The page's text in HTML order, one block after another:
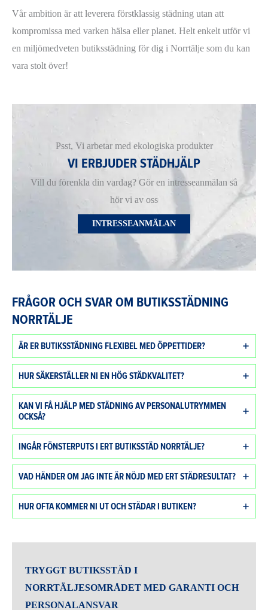
Vår ambition är att leverera förstklassig städning utan att
kompromissa med varken hälsa eller planet. Helt enkelt utför vi
en miljömedveten butiksstädning för dig i Norrtälje som du kan
vara stolt över!
Psst, Vi arbetar med ekologiska produkter
VI ERBJUDER STÄDHJÄLP
Vill du förenkla din vardag? Gör en intresseanmälan så
hör vi av oss
INTRESSEANMÄLAN
FRÅGOR OCH SVAR OM BUTIKSSTÄDNING
NORRTÄLJE
ÄR ER BUTIKSSTÄDNING FLEXIBEL MED ÖPPETTIDER?
HUR SÄKERSTÄLLER NI EN HÖG STÄDKVALITET?
KAN VI FÅ HJÄLP MED STÄDNING AV PERSONALUTRYMMEN
OCKSÅ?
INGÅR FÖNSTERPUTS I ERT BUTIKSSTÄD NORRTÄLJE?
VAD HÄNDER OM JAG INTE ÄR NÖJD MED ERT STÄDRESULTAT?
HUR OFTA KOMMER NI UT OCH STÄDAR I BUTIKEN?
TRYGGTBUTIKSSTÄD I
NORRTÄLJESOMRÅDET MED GARANTI OCH
PERSONALANSVAR